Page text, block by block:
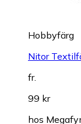
Hobbyfärg
Nitor
fr.
99 kr
hos